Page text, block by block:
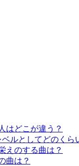
はどこが違う？
ルとしてどのくら
えのする曲は？
曲は？